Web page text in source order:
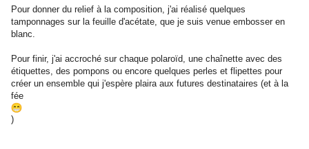
Pour donner du relief à la composition, j'ai réalisé quelques
tamponnages sur la feuille d'acétate, que je suis venue embosser en
blanc.
Pour finir, j'ai accroché sur chaque polaroïd, une chaînette avec des
étiquettes, des pompons ou encore quelques perles et flipettes pour
créer un ensemble qui j'espère plaira aux futures destinataires (et à la
fée
)